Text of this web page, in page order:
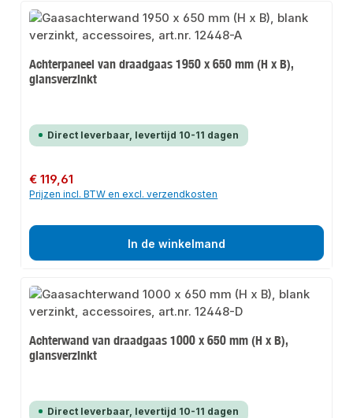
Achterpaneel van draadgaas 1950 x 650 mm (H x B),
glansverzinkt
Direct leverbaar, levertijd 10-11 dagen
Normale prijs:
€ 119,61
Prijzen incl. BTW en excl. verzendkosten
In de winkelmand
Achterwand van draadgaas 1000 x 650 mm (H x B),
glansverzinkt
Direct leverbaar, levertijd 10-11 dagen